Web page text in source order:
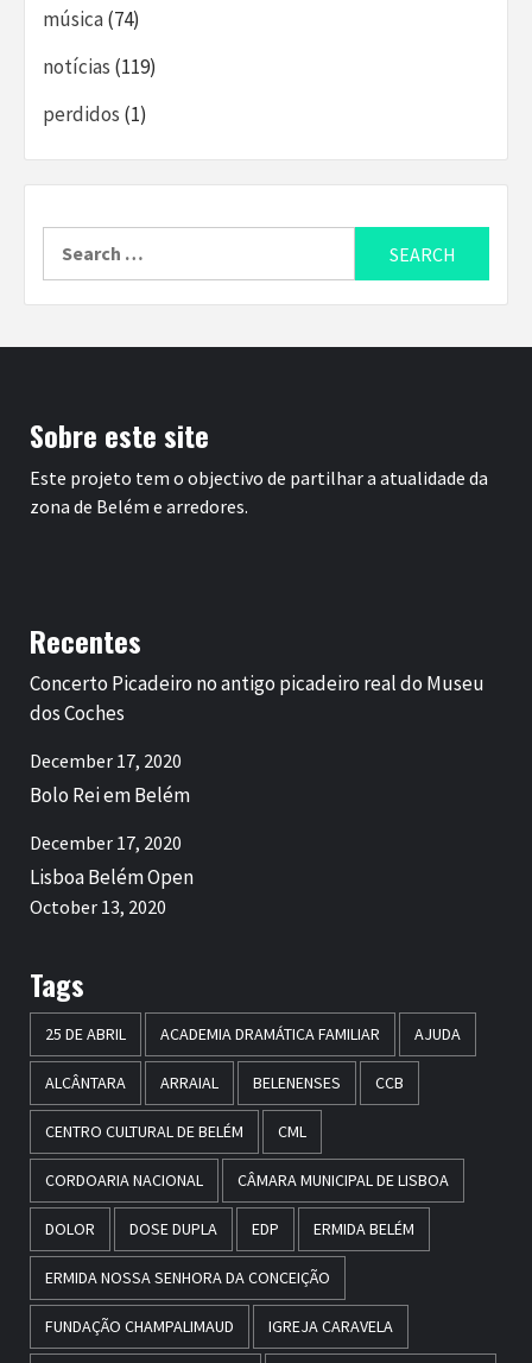
música(74)
notícias (119)
perdidos (1)
Sobre este site
Este projeto tem o objectivo de partilhar a atualidade da
zona de Belém e arredores.
Recentes
Concerto Picadeiro no antigo picadeiro real do Museu
dos Coches
December 17, 2020
Bolo Rei em Belém
December 17, 2020
Lisboa Belém Open
October 13, 2020
Tags
25 DE ABRIL ACADEMIA DRAMÁTICA FAMILIAR AJUDA
ALCÂNTARA ARRAIAL BELENENSES CCB
CENTRO CULTURAL DE BELÉM CML
CORDOARIA NACIONAL CÂMARA MUNICIPAL DE LISBOA
DOLOR DOSE DUPLA EDP ERMIDA BELÉM
ERMIDA NOSSA SENHORA DA CONCEIÇÃO
FUNDAÇÃO CHAMPALIMAUD IGREJA CARAVELA